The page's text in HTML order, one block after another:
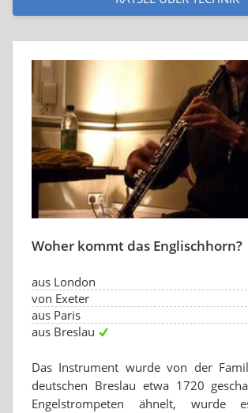
Woher kommt das Englischhorn?
aus London
von Exeter
aus Paris
aus Breslau
Das Instrument wurde von der
deutschen Breslau etwa 1720
Engelstrompeten ähnelt, wurde